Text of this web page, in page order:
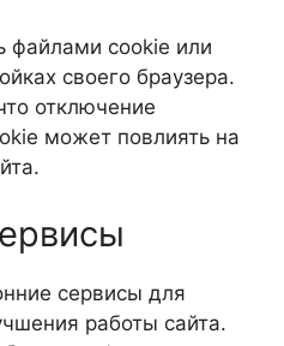
файлами cookie или
своего браузера.
отключение
может повлиять на
сервисы для
работы сайта.